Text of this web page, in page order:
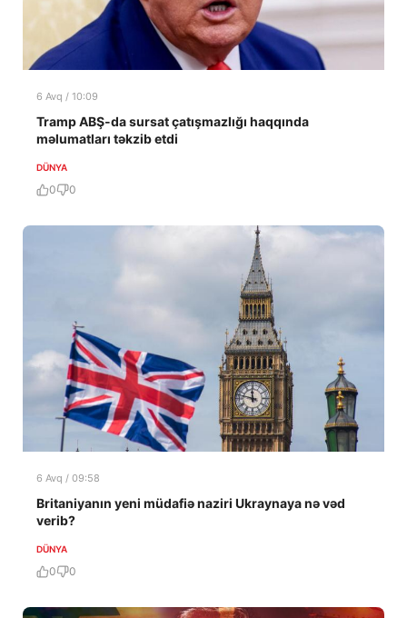
6 Avq / 10:09
Tramp ABŞ-da sursat çatışmazlığı haqqında
məlumatları təkzib etdi
DÜNYA
0 0
6 Avq / 09:58
Britaniyanın yeni müdafiə naziri Ukraynaya nə vəd
verib?
DÜNYA
0 0